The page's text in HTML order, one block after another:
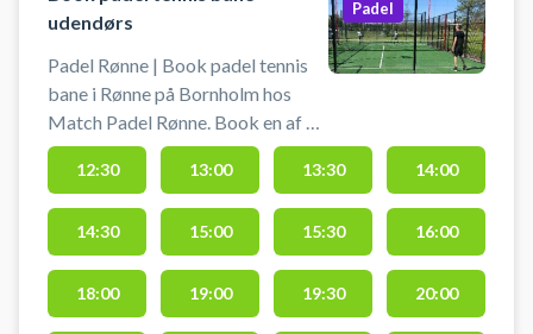
udendørs
Padel Rønne | Book padel tennis
bane i Rønne på Bornholm hos
Match Padel Rønne. Book en af 2
udendørs double padel tennis
baner og spil padel tennis i Rønne
under åben himmel hos Match
Padel beliggende på
Gratis parkering. Padel tennis bat
og bolde skal selv medbringes fra
Padel
12:30 13:00 13:30 14:00
14:30 15:00 15:30 16:00
18:00 19:00 19:30 20:00